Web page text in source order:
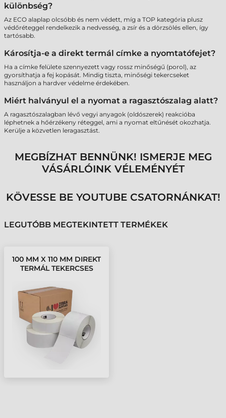
különbség?
Az ECO alaplap olcsóbb és nem védett, míg a TOP kategória plusz
védőréteggel rendelkezik a nedvesség, a zsír és a dörzsölés ellen, így
tartósabb.
Károsítja-e a direkt termál címke a nyomtatófejet?
Ha a címke felülete szennyezett vagy rossz minőségű (porol), az
gyorsíthatja a fej kopását. Mindig tiszta, minőségi tekercseket
használjon a hardver védelme érdekében.
Miért halványul el a nyomat a ragasztószalag alatt?
A ragasztószalagban lévő vegyi anyagok (oldószerek) reakcióba
léphetnek a hőérzékeny réteggel, ami a nyomat eltűnését okozhatja.
Kerülje a közvetlen leragasztást.
MEGBÍZHAT BENNÜNK! ISMERJE MEG
VÁSÁRLÓINK VÉLEMÉNYÉT
KÖVESSE BE YOUTUBE CSATORNÁNKAT!
LEGUTÓBB MEGTEKINTETT TERMÉKEK
100 MM X 110 MM DIREKT
TERMÁL TEKERCSES
310 CÍMKE/TEKERCS )